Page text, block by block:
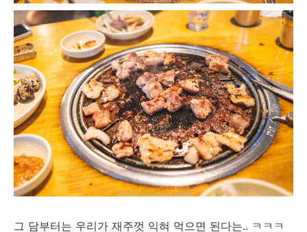
그 담부터는 우리가 재주껏 익혀 먹으면 된다는.. ㅋㅋㅋ